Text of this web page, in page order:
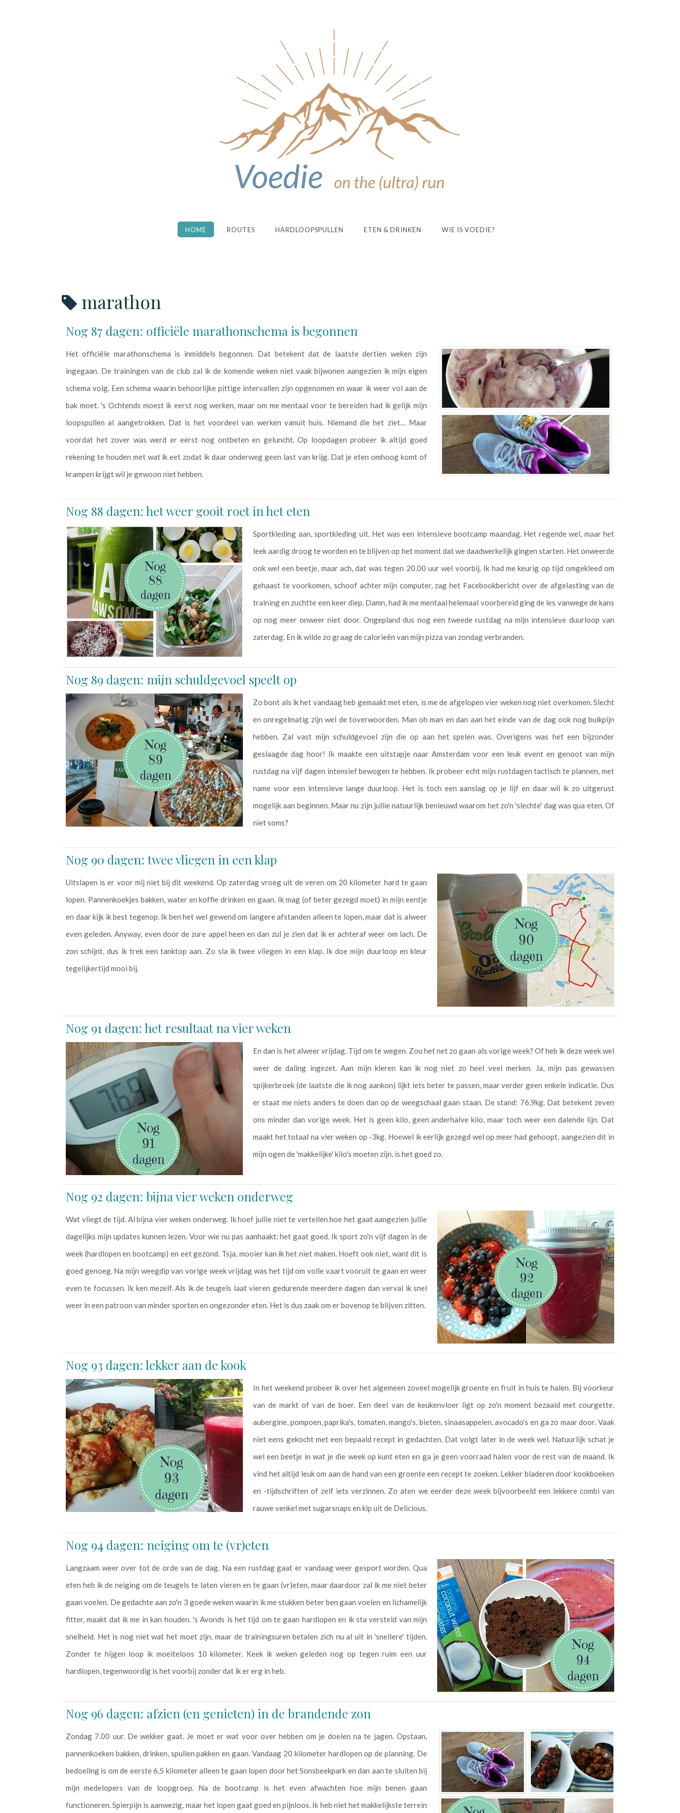
HOME ROUTES HARDLOOPSPULLEN ETEN & DRINKEN WIE IS VOEDIE?
marathon
Nog 87 dagen: officiële marathonschema is begonnen
Het officiële marathonschema is inmiddels begonnen. Dat betekent dat de laatste dertien weken zijn
ingegaan. De trainingen van de club zal ik de komende weken niet vaak bijwonen aangezien ik mijn eigen
schema volg. Een schema waarin behoorlijke pittige intervallen zijn opgenomen en waar ik weer vol aan de
bak moet. 's Ochtends moest ik eerst nog werken, maar om me mentaal voor te bereiden had ik gelijk mijn
loopspullen al aangetrokken. Dat is het voordeel van werken vanuit huis. Niemand die het ziet… Maar
voordat het zover was werd er eerst nog ontbeten en geluncht. Op loopdagen probeer ik altijd goed
rekening te houden met wat ik eet zodat ik daar onderweg geen last van krijg. Dat je eten omhoog komt of
krampen krijgt wil je gewoon niet hebben.
Nog 88 dagen: het weer gooit roet in het eten
Sportkleding aan, sportkleding uit. Het was een intensieve bootcamp maandag. Het regende wel, maar het
leek aardig droog te worden en te blijven op het moment dat we daadwerkelijk gingen starten. Het onweerde
ook wel een beetje, maar ach, dat was tegen 20.00 uur wel voorbij. Ik had me keurig op tijd omgekleed om
gehaast te voorkomen, schoof achter mijn computer, zag het Facebookbericht over de afgelasting van de
training en zuchtte een keer diep. Damn, had ik me mentaal helemaal voorbereid ging de les vanwege de kans
op nog meer onweer niet door. Ongepland dus nog een tweede rustdag na mijn intensieve duurloop van
zaterdag. En ik wilde zo graag de calorieën van mijn pizza van zondag verbranden.
Nog 89 dagen: mijn schuldgevoel speelt op
Zo bont als ik het vandaag heb gemaakt met eten, is me de afgelopen vier weken nog niet overkomen. Slecht
en onregelmatig zijn wel de toverwoorden. Man oh man en dan aan het einde van de dag ook nog buikpijn
hebben. Zal vast mijn schuldgevoel zijn die op aan het spelen was. Overigens was het een bijzonder
geslaagde dag hoor! Ik maakte een uitstapje naar Amsterdam voor een leuk event en genoot van mijn
rustdag na vijf dagen intensief bewogen te hebben. Ik probeer echt mijn rustdagen tactisch te plannen, met
name voor een intensieve lange duurloop. Het is toch een aanslag op je lijf en daar wil ik zo uitgerust
mogelijk aan beginnen. Maar nu zijn jullie natuurlijk benieuwd waarom het zo'n 'slechte' dag was qua eten. Of
niet soms?
Nog 90 dagen: twee vliegen in een klap
Uitslapen is er voor mij niet bij dit weekend. Op zaterdag vroeg uit de veren om 20 kilometer hard te gaan
lopen. Pannenkoekjes bakken, water en koffie drinken en gaan. Ik mag (of beter gezegd moet) in mijn eentje
en daar kijk ik best tegenop. Ik ben het wel gewend om langere afstanden alleen te lopen, maar dat is alweer
even geleden. Anyway, even door de zure appel heen en dan zul je zien dat ik er achteraf weer om lach. De
zon schijnt, dus ik trek een tanktop aan. Zo sla ik twee vliegen in een klap. Ik doe mijn duurloop en kleur
tegelijkertijd mooi bij.
Nog 91 dagen: het resultaat na vier weken
En dan is het alweer vrijdag. Tijd om te wegen. Zou het net zo gaan als vorige week? Of heb ik deze week wel
weer de daling ingezet. Aan mijn kleren kan ik nog niet zo heel veel merken. Ja, mijn pas gewassen
spijkerbroek (de laatste die ik nog aankon) lijkt iets beter te passen, maar verder geen enkele indicatie. Dus
er staat me niets anders te doen dan op de weegschaal gaan staan. De stand: 76,9kg. Dat betekent zeven
ons minder dan vorige week. Het is geen kilo, geen anderhalve kilo, maar toch weer een dalende lijn. Dat
maakt het totaal na vier weken op -3kg. Hoewel ik eerlijk gezegd wel op meer had gehoopt, aangezien dit in
mijn ogen de 'makkelijke' kilo's moeten zijn, is het goed zo.
Nog 92 dagen: bijna vier weken onderweg
Wat vliegt de tijd. Al bijna vier weken onderweg. Ik hoef jullie niet te vertellen hoe het gaat aangezien jullie
dagelijks mijn updates kunnen lezen. Voor wie nu pas aanhaakt: het gaat goed. Ik sport zo'n vijf dagen in de
week (hardlopen en bootcamp) en eet gezond. Tsja, mooier kan ik het niet maken. Hoeft ook niet, want dit is
goed genoeg. Na mijn weegdip van vorige week vrijdag was het tijd om volle vaart vooruit te gaan en weer
even te focussen. Ik ken mezelf. Als ik de teugels laat vieren gedurende meerdere dagen dan verval ik snel
weer in een patroon van minder sporten en ongezonder eten. Het is dus zaak om er bovenop te blijven zitten.
Nog 93 dagen: lekker aan de kook
In het weekend probeer ik over het algemeen zoveel mogelijk groente en fruit in huis te halen. Bij voorkeur
van de markt of van de boer. Een deel van de keukenvloer ligt op zo'n moment bezaaid met courgette,
aubergine, pompoen, paprika's, tomaten, mango's, bieten, sinaasappelen, avocado's en ga zo maar door. Vaak
niet eens gekocht met een bepaald recept in gedachten. Dat volgt later in de week wel. Natuurlijk schat je
wel een beetje in wat je die week op kunt eten en ga je geen voorraad halen voor de rest van de maand. Ik
vind het altijd leuk om aan de hand van een groente een recept te zoeken. Lekker bladeren door kookboeken
en -tijdschriften of zelf iets verzinnen. Zo aten we eerder deze week bijvoorbeeld een lekkere combi van
rauwe venkel met sugarsnaps en kip uit de Delicious.
Nog 94 dagen: neiging om te (vr)eten
Langzaam weer over tot de orde van de dag. Na een rustdag gaat er vandaag weer gesport worden. Qua
eten heb ik de neiging om de teugels te laten vieren en te gaan (vr)eten, maar daardoor zal ik me niet beter
gaan voelen. De gedachte aan zo'n 3 goede weken waarin ik me stukken beter ben gaan voelen en lichamelijk
fitter, maakt dat ik me in kan houden. 's Avonds is het tijd om te gaan hardlopen en ik sta versteld van mijn
snelheid. Het is nog niet wat het moet zijn, maar de trainingsuren betalen zich nu al uit in 'snellere' tijden.
Zonder te hijgen loop ik moeiteloos 10 kilometer. Keek ik weken geleden nog op tegen ruim een uur
hardlopen, tegenwoordig is het voorbij zonder dat ik er erg in heb.
Nog 96 dagen: afzien (en genieten) in de brandende zon
Zondag 7.00 uur. De wekker gaat. Je moet er wat voor over hebben om je doelen na te jagen. Opstaan,
pannenkoeken bakken, drinken, spullen pakken en gaan. Vandaag 20 kilometer hardlopen op de planning. De
bedoeling is om de eerste 6,5 kilometer alleen te gaan lopen door het Sonsbeekpark en dan aan te sluiten bij
mijn medelopers van de loopgroep. Na de bootcamp is het even afwachten hoe mijn benen gaan
functioneren. Spierpijn is aanwezig, maar het lopen gaat goed en pijnloos. Ik heb niet het makkelijkste terrein